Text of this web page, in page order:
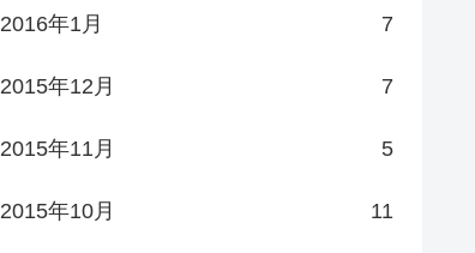
2016年1月 7
2015年12月 7
2015年11月 5
2015年10月 11